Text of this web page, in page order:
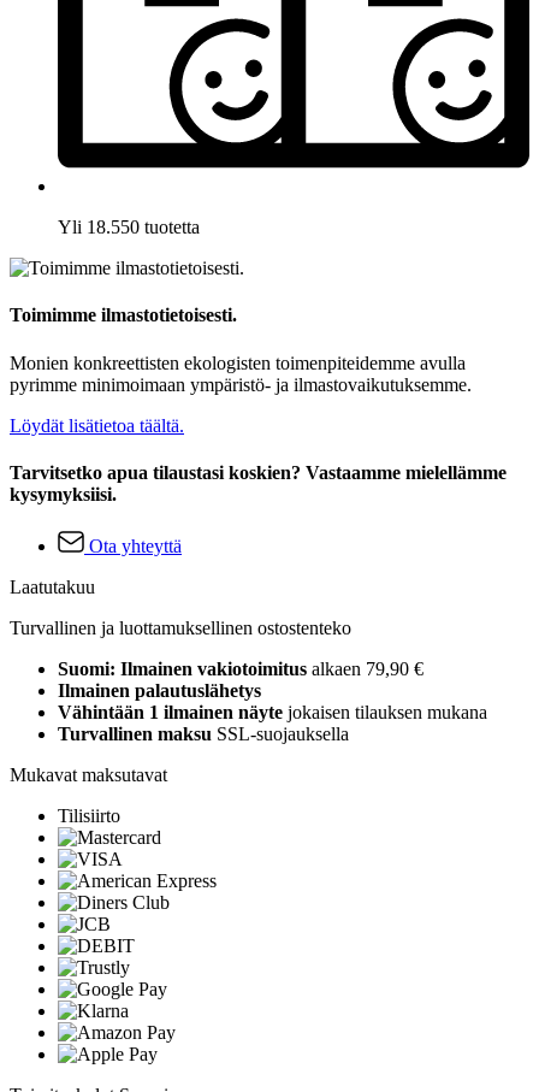
Yli 18.550 tuotetta
Toimimme ilmastotietoisesti.
Monien konkreettisten ekologisten toimenpiteidemme avulla
pyrimme minimoimaan ympäristö- ja ilmastovaikutuksemme.
Löydät lisätietoa täältä.
Tarvitsetko apua tilaustasi koskien? Vastaamme mielellämme
kysymyksiisi.
Ota yhteyttä
Laatutakuu
Turvallinen ja luottamuksellinen ostostenteko
Suomi: Ilmainen vakiotoimitus alkaen 79,90 €
Ilmainen palautuslähetys
Vähintään 1 ilmainen näyte jokaisen tilauksen mukana
Turvallinen maksu SSL-suojauksella
Mukavat maksutavat
Tilisiirto